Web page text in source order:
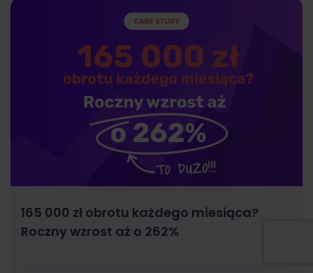
165 000 zł obrotu każdego miesiąca?
Roczny wzrost aż o 262%